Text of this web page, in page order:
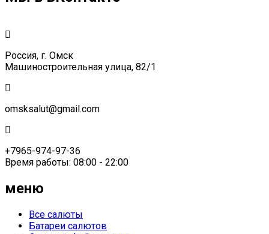
Россия, г. Омск
Машиностроительная улица, 82/1
omsksalut@gmail.com
+7965-974-97-36
Время работы: 08:00 - 22:00
меню
Все салюты
Батареи салютов